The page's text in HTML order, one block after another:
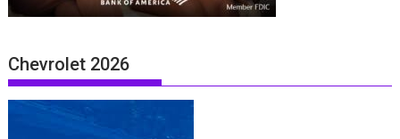
Chevrolet 2026